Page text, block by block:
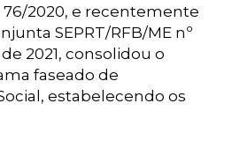
76/2020, e recentemente
SEPRT/RFB/ME nº
2021, consolidou o
faseado de
estabelecendo os